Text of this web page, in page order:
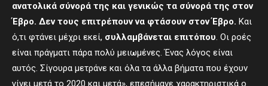
ανατολικά σύνορά της και γενικώς τα σύνορά της στον
Έβρο. Δεν τους επιτρέπουννα φτάσουν στον Έβρο. Και
ό,τι φτάνει μέχρι εκεί, συλλαμβάνεται επιτόπου. Οι ροές
είναι πράγματι πάρα πολύ μειωμένες. Ένας λόγος είναι
αυτός. Σίγουρα μετράνε και όλα τα άλλα βήματα που έχουν